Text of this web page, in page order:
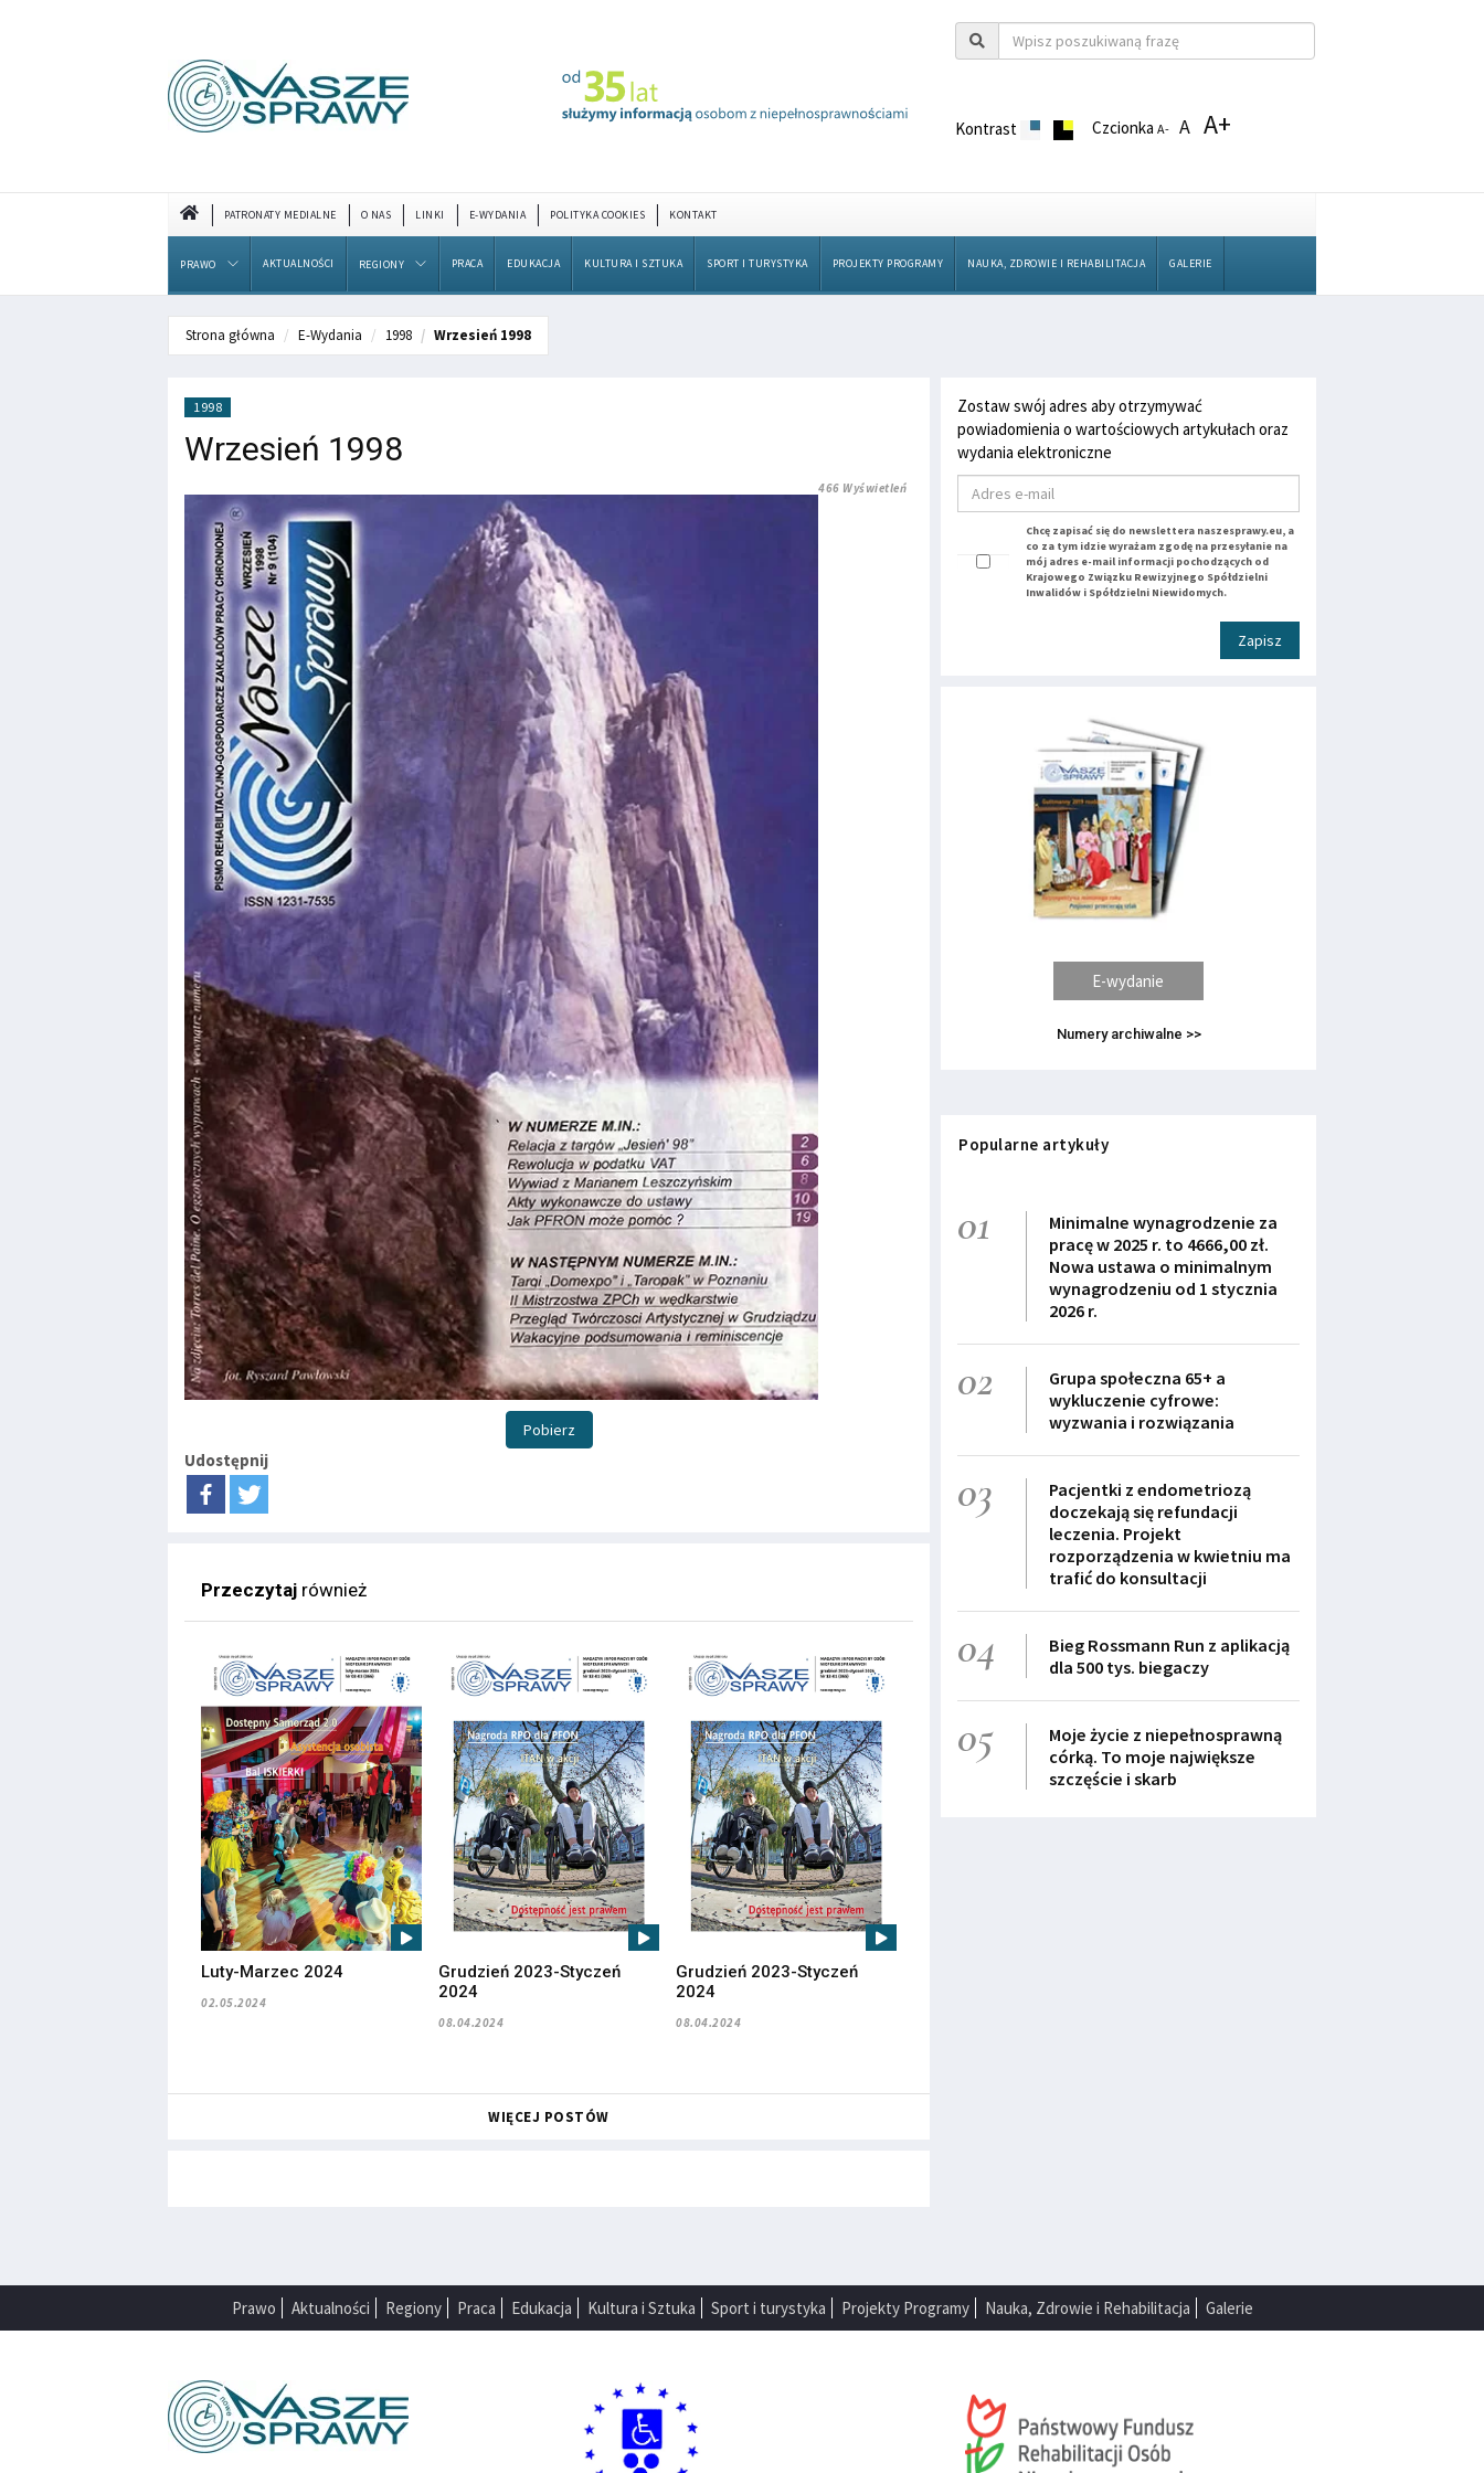
Kontrast CzcionkaA- A A+
PATRONATY MEDIALNE O NAS LINKI E-WYDANIA POLITYKA COOKIES KONTAKT
PRAWO AKTUALNOŚCI REGIONY PRACA EDUKACJA KULTURA I SZTUKA SPORT I TURYSTYKA PROJEKTY PROGRAMY NAUKA, ZDROWIE I REHABILITACJA GALERIE
Strona główna E-Wydania 1998 Wrzesień 1998
1998
Wrzesień 1998
466 Wyświetleń
Pobierz
Udostępnij
Przeczytaj również
Luty-Marzec 2024
02.05.2024
Grudzień 2023-Styczeń
2024
08.04.2024
Grudzień 2023-Styczeń
2024
08.04.2024
WIĘCEJ POSTÓW
Zostaw swój adres aby otrzymywać
powiadomienia o wartościowych artykułach oraz
wydania elektroniczne
Chcę zapisać się do newslettera naszesprawy.eu, a
co za tym idzie wyrażam zgodę na przesyłanie na
mój adres e-mail informacji pochodzących od
Krajowego Związku Rewizyjnego Spółdzielni
Inwalidów i Spółdzielni Niewidomych.
Zapisz
E-wydanie
Numery archiwalne >>
Popularne artykuły
01
Minimalne wynagrodzenie za
pracę w 2025 r. to 4666,00 zł.
Nowa ustawa o minimalnym
wynagrodzeniu od 1 stycznia
2026 r.
02
Grupa społeczna 65+ a
wykluczenie cyfrowe:
wyzwania i rozwiązania
03
Pacjentki z endometriozą
doczekają się refundacji
leczenia. Projekt
rozporządzenia w kwietniu ma
trafić do konsultacji
04
Bieg Rossmann Run z aplikacją
dla 500 tys. biegaczy
05
Moje życie z niepełnosprawną
córką. To moje największe
szczęście i skarb
Prawo Aktualności Regiony Praca Edukacja Kultura i Sztuka Sport i turystyka Projekty Programy Nauka, Zdrowie i Rehabilitacja Galerie